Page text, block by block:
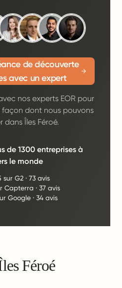
de découverte
avec un expert
nos experts EOR pour
façon dont nous pouvons
dans Îles Féroé.
de 1300 entreprises à
le monde
sur G2 ·73 avis
Capterra ·37 avis
Google· 34 avis
Féroé